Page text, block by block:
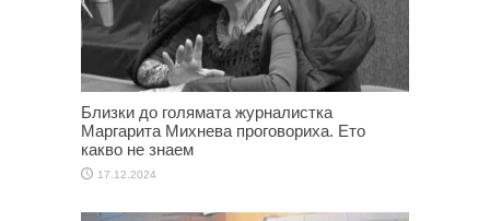
Близки до голямата журналистка
Маргарита Михнева проговориха. Ето
какво не знаем
17.12.2024